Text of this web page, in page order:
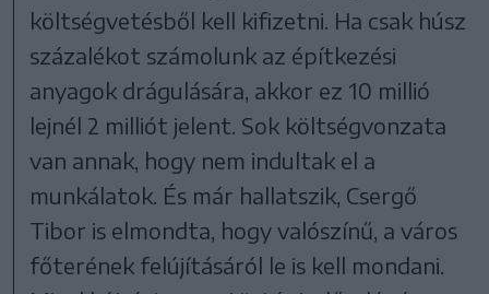
költségvetésből kell kifizetni. Ha csak húsz
százalékot számolunk az építkezési
anyagok drágulására, akkor ez 10 millió
lejnél 2 milliót jelent. Sok költségvonzata
van annak, hogy nem indultak el a
munkálatok. És már hallatszik, Csergő
Tibor is elmondta, hogy valószínű, a város
főterének felújításáról le is kell mondani.